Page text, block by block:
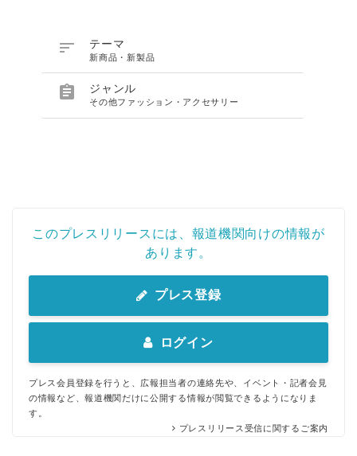
 テーマ
新商品・新製品
 ジャンル
その他ファッション・アクセサリー
このプレスリリースには、報道機関向けの情報が
あります。
プレス登録
ログイン
プレス会員登録を行うと、広報担当者の連絡先や、イベント・記者会見
の情報など、報道機関だけに公開する情報が閲覧できるようになりま
す。
プレスリリース受信に関するご案内